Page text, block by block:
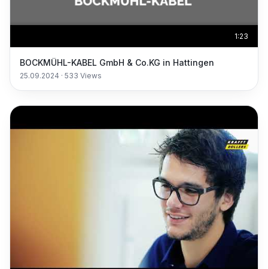
1:23
BOCKMÜHL-KABEL GmbH & Co.KG in Hattingen
25.09.2024 · 533 Views